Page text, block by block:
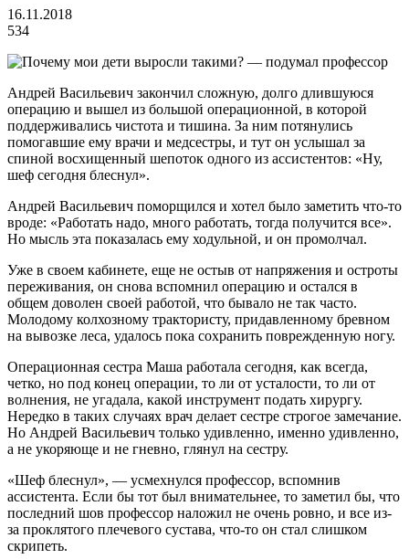
16.11.2018
534
Андрей Васильевич закончил сложную, долго длившуюся
операцию и вышел из большой операционной, в которой
поддерживались чистота и тишина. За ним потянулись
помогавшие ему врачи и медсестры, и тут он услышал за
спиной восхищенный шепоток одного из ассистентов: «Ну,
шеф сегодня блеснул».
Андрей Васильевич поморщился и хотел было заметить что-то
вроде: «Работать надо, много работать, тогда получится все».
Но мысль эта показалась ему ходульной, и он промолчал.
Уже в своем кабинете, еще не остыв от напряжения и остроты
переживания, он снова вспомнил операцию и остался в
общем доволен своей работой, что бывало не так часто.
Молодому колхозному трактористу, придавленному бревном
на вывозке леса, удалось пока сохранить поврежденную ногу.
Операционная сестра Маша работала сегодня, как всегда,
четко, но под конец операции, то ли от усталости, то ли от
волнения, не угадала, какой инструмент подать хирургу.
Нередко в таких случаях врач делает сестре строгое замечание.
Но Андрей Васильевич только удивленно, именно удивленно,
а не укоряюще и не гневно, глянул на сестру.
«Шеф блеснул», — усмехнулся профессор, вспомнив
ассистента. Если бы тот был внимательнее, то заметил бы, что
последний шов профессор наложил не очень ровно, и все из-
за проклятого плечевого сустава, что-то он стал слишком
скрипеть.